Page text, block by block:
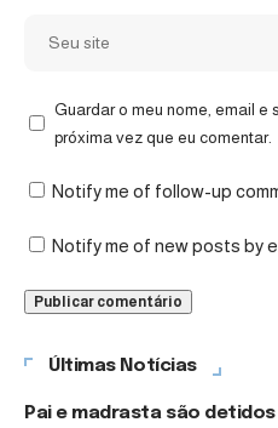
Guardar o meu nome, email e
próxima vez que eu comentar.
Notify me of follow-up
Notify me of new posts by
Últimas Notícias
Pai e madrasta são detidos